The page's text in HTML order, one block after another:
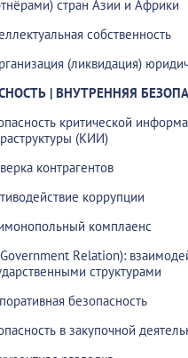
стран Азии и Африки
собственность
(ликвидация)
| ВНУТРЕННЯЯ
критической
(КИИ)
контрагентов
коррупции
комплаенс
Relation):
структурами
безопасность
в закупочной